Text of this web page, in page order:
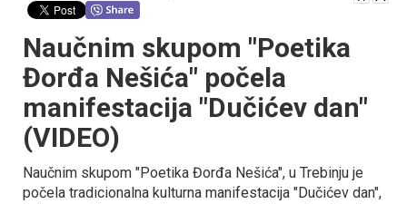
Naučnim skupom "Poetika
Đorđa Nešića" počela
manifestacija "Dučićev dan"
(VIDEO)
Naučnim skupom "Poetika Đorđa Nešića", u Trebinju je
počela tradicionalna kulturna manifestacija "Dučićev dan",